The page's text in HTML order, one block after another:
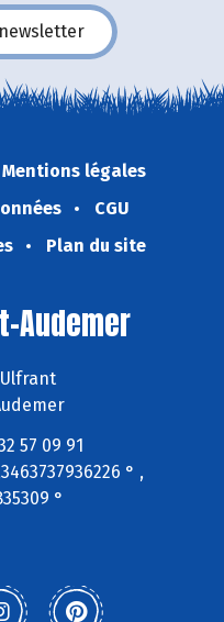
Mentions légales
CGU
Plan du site
Audemer
57 09 91
° ,
°